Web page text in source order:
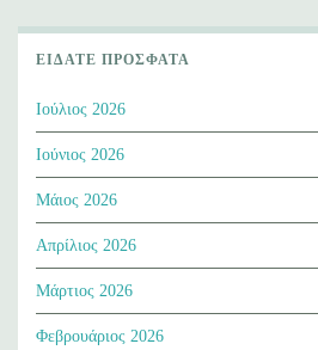
ΕΊΔΑΤΕ ΠΡΌΣΦΑΤΑ
Ιούλιος 2026
Ιούνιος 2026
Μάιος 2026
Απρίλιος 2026
Μάρτιος 2026
Φεβρουάριος 2026